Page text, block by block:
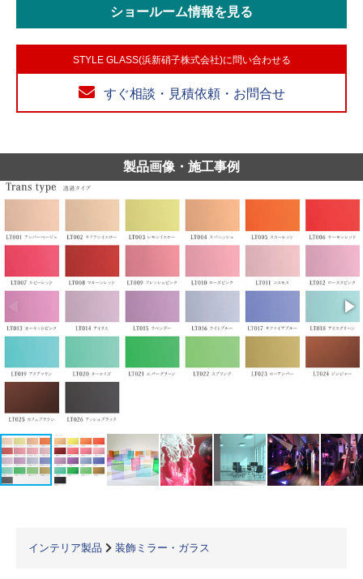
ショールーム情報を見る
STYLE GLASS(浜新硝子株式会社)に問い合わせる
すぐ相談・見積依頼・お問合せ
製品画像・施工事例
インテリア製品 装飾ミラー・ガラス